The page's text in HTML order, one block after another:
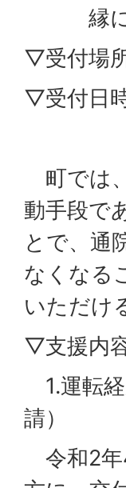
縁に
▽受付場
▽受付日
町では
動手段で
とで、通
なくなる
いただけ
▽支援内
1.運転
請）
令和2年